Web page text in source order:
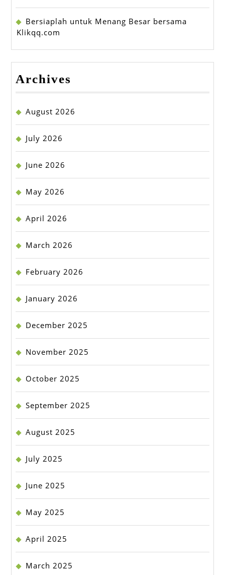
Bersiaplah untuk Menang Besar bersama
Klikqq.com
Archives
August 2026
July 2026
June 2026
May 2026
April 2026
March 2026
February 2026
January 2026
December 2025
November 2025
October 2025
September 2025
August 2025
July 2025
June 2025
May 2025
April 2025
March 2025